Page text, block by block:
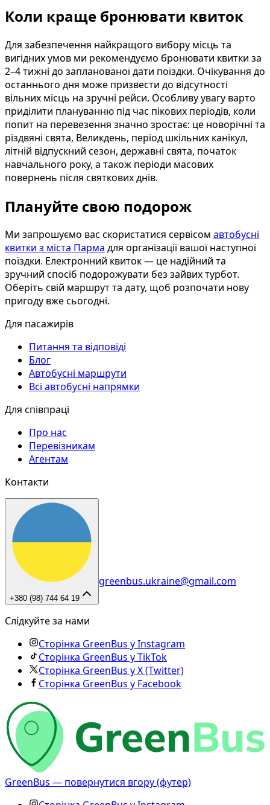
Коли краще бронювати квиток
Для забезпечення найкращого вибору місць та
вигідних умов ми рекомендуємо бронювати квитки за
2–4 тижні до запланованої дати поїздки. Очікування до
останнього дня може призвести до відсутності
вільних місць на зручні рейси. Особливу увагу варто
приділити плануванню під час пікових періодів, коли
попит на перевезення значно зростає: це новорічні та
різдвяні свята, Великдень, період шкільних канікул,
літній відпускний сезон, державні свята, початок
навчального року, а також періоди масових
повернень після святкових днів.
Плануйте свою подорож
Ми запрошуємо вас скористатися сервісом автобусні
квитки з міста Парма для організації вашої наступної
поїздки. Електронний квиток — це надійний та
зручний спосіб подорожувати без зайвих турбот.
Оберіть свій маршрут та дату, щоб розпочати нову
пригоду вже сьогодні.
Для пасажирів
Питання та відповіді
Блог
Автобусні маршрути
Всі автобусні напрямки
Для співпраці
Про нас
Перевізникам
Агентам
Контакти
+380 (98) 744 64 19
greenbus.ukraine@gmail.com
Слідкуйте за нами
Сторінка GreenBus у Instagram
Сторінка GreenBus у TikTok
Сторінка GreenBus у X (Twitter)
Сторінка GreenBus у Facebook
GreenBus — повернутися вгору (футер)